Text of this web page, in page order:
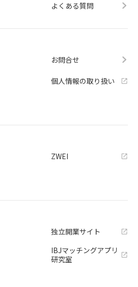
よくある質問
お問合せ
個人情報の取り扱い
ZWEI
独立開業サイト
IBJマッチングアプリ
研究室